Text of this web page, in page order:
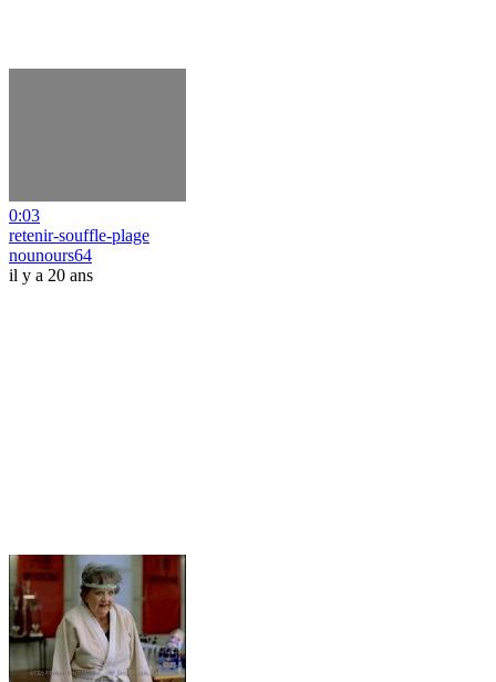
0:03
retenir-souffle-plage
nounours64
il y a 20 ans